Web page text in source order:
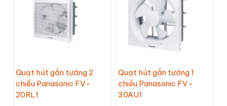
Quạt hút gắn tường 2
chiều Panasonic FV-
20RL1
Quạt hút gắn tường 1
chiều Panasonic FV-
30AU1